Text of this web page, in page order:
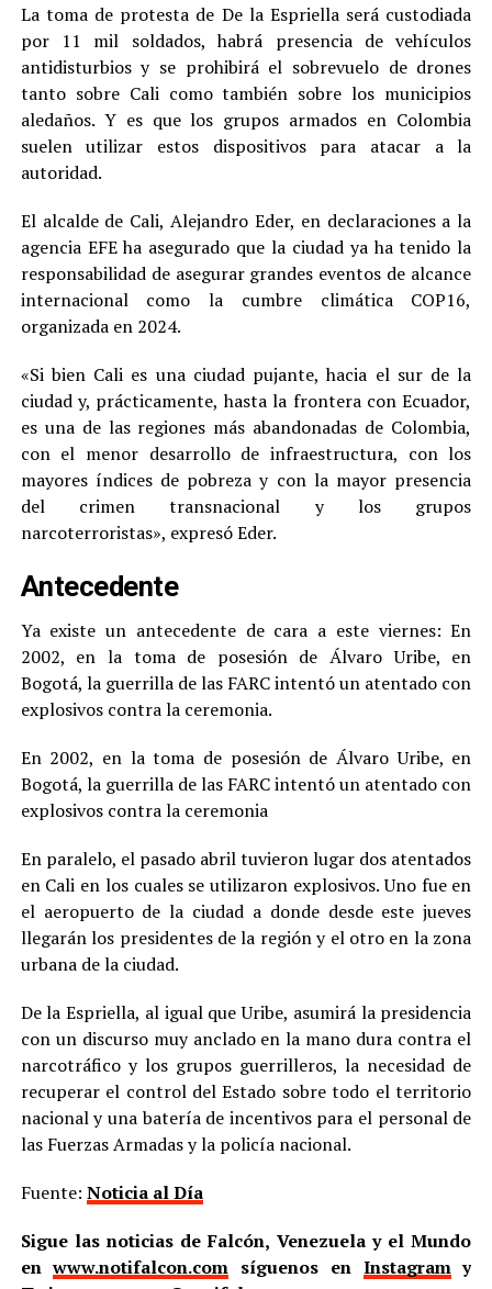
La toma de protesta de De la Espriella será custodiada
por 11 mil soldados, habrá presencia de vehículos
antidisturbios y se prohibirá el sobrevuelo de drones
tanto sobre Cali como también sobre los municipios
aledaños. Y es que los grupos armados en Colombia
suelen utilizar estos dispositivos para atacar a la
autoridad.
El alcalde de Cali, Alejandro Eder, en declaraciones a la
agencia EFE ha asegurado que la ciudad ya ha tenido la
responsabilidad de asegurar grandes eventos de alcance
internacional como la cumbre climática COP16,
organizada en 2024.
«Si bien Cali es una ciudad pujante, hacia el sur de la
ciudad y, prácticamente, hasta la frontera con Ecuador,
es una de las regiones más abandonadas de Colombia,
con el menor desarrollo de infraestructura, con los
mayores índices de pobreza y con la mayor presencia
del crimen transnacional y los grupos
narcoterroristas», expresó Eder.
Antecedente
Ya existe un antecedente de cara a este viernes: En
2002, en la toma de posesión de Álvaro Uribe, en
Bogotá, la guerrilla de las FARC intentó un atentado con
explosivos contra la ceremonia.
En 2002, en la toma de posesión de Álvaro Uribe, en
Bogotá, la guerrilla de las FARC intentó un atentado con
explosivos contra la ceremonia
En paralelo, el pasado abril tuvieron lugar dos atentados
en Cali en los cuales se utilizaron explosivos. Uno fue en
el aeropuerto de la ciudad a donde desde este jueves
llegarán los presidentes de la región y el otro en la zona
urbana de la ciudad.
De la Espriella, al igual que Uribe, asumirá la presidencia
con un discurso muy anclado en la mano dura contra el
narcotráfico y los grupos guerrilleros, la necesidad de
recuperar el control del Estado sobre todo el territorio
nacional y una batería de incentivos para el personal de
las Fuerzas Armadas y la policía nacional.
Fuente: Noticia al Día
Sigue las noticias de Falcón, Venezuela y el Mundo
enwww.notifalcon.com síguenos en Instagramy